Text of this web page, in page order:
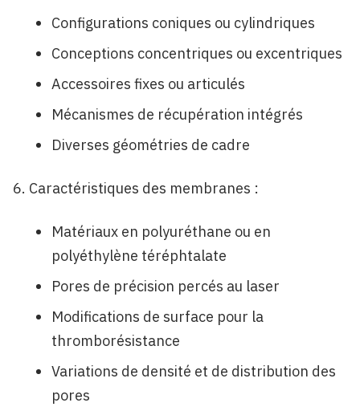
Configurations coniques ou cylindriques
Conceptions concentriques ou excentriques
Accessoires fixes ou articulés
Mécanismes de récupération intégrés
Diverses géométries de cadre
Caractéristiques des membranes :
Matériaux en polyuréthane ou en
polyéthylène téréphtalate
Pores de précision percés au laser
Modifications de surface pour la
thromborésistance
Variations de densité et de distribution des
pores